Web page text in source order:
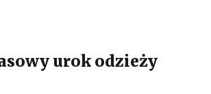
urok odzieży